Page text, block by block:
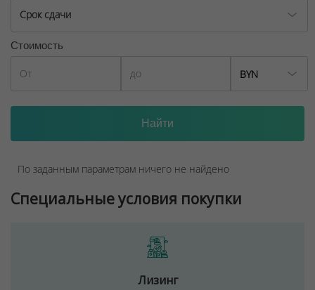
Срок сдачи
Стоимость
BYN
По заданным параметрам ничего не найдено
Специальные условия покупки
Лизинг